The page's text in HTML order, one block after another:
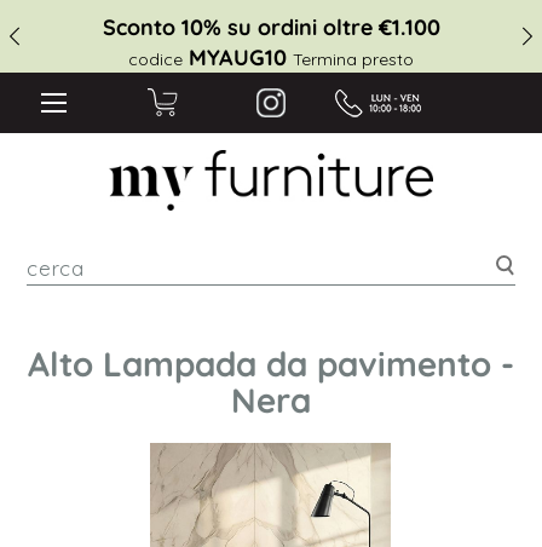
Sconto 10% su ordini oltre €1.100
codice MYAUG10 Termina presto
Alto Lampada da pavimento -
Nera